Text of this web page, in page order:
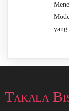
yang
Takala